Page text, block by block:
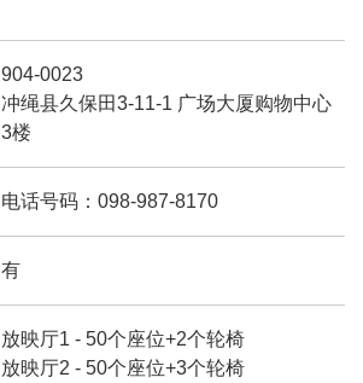
904-0023
冲绳县久保田3-11-1 广场大厦购物中心
3楼
电话号码：098-987-8170
有
放映厅1 - 50个座位+2个轮椅
放映厅2 - 50个座位+3个轮椅